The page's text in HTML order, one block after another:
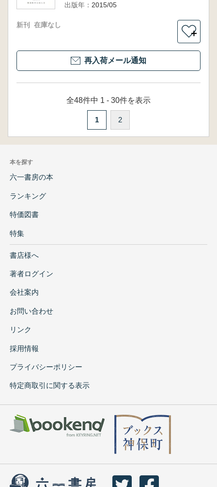
出版年： 2015/05
新刊 在庫なし
＋
再入荷メール通知
全48件中 1 - 30件を表示
1 2
本を探す
六一書房の本
ランキング
特価図書
特集
書店様へ
著者ログイン
会社案内
お問い合わせ
リンク
採用情報
プライバシーポリシー
特定商取引に関する表示